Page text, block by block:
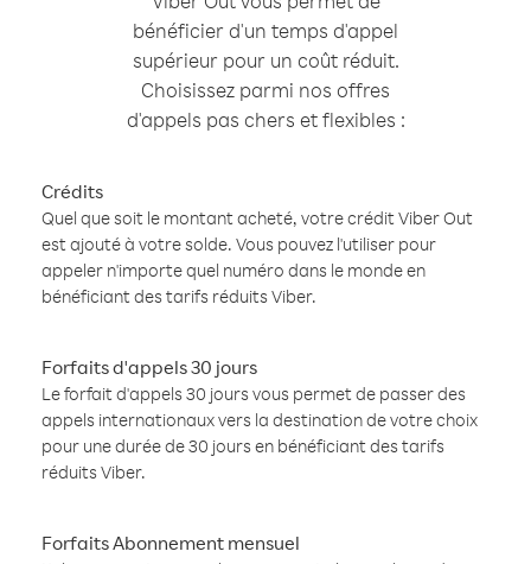
bénéficier d'un temps d'appel
supérieur pour un coût réduit.
Choisissez parmi nos offres
d'appels pas chers et flexibles :
Crédits
Quel que soit le montant acheté, votre crédit Viber Out
est ajouté à votre solde. Vous pouvez l'utiliser pour
appeler n'importe quel numéro dans le monde en
bénéficiant des tarifs réduits Viber.
Forfaits d'appels 30 jours
Le forfait d'appels 30 jours vous permet de passer des
appels internationaux vers la destination de votre choix
pour une durée de 30 jours en bénéficiant des tarifs
réduits Viber.
Forfaits Abonnement mensuel